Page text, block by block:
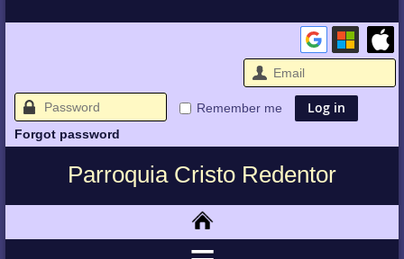
Remember me
Forgot password
Parroquia Cristo Redentor